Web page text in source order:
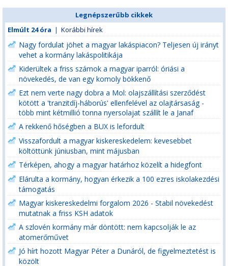
Legnépszerűbb cikkek
Elmúlt 24 óra | Korábbi hírek
Nagy fordulat jöhet a magyar lakáspiacon? Teljesen új irányt
vehet a kormány lakáspolitikája
Kiderültek a friss számok a magyar iparról: óriási a
növekedés, de van egy komoly bökkenő
Ezt nem verte nagy dobra a Mol: olajszállítási szerződést
kötött a 'tranzitdíj-háborús' ellenfelével az olajtársaság -
több mint kétmillió tonna nyersolajat szállít le a Janaf
A rekkenő hőségben a BUX is lefordult
Visszafordult a magyar kiskereskedelem: kevesebbet
költöttünk júniusban, mint májusban
Térképen, ahogy a magyar határhoz közelít a hidegfont
Elárulta a kormány, hogyan érkezik a 100 ezres iskolakezdési
támogatás
Magyar kiskereskedelmi forgalom 2026 - Stabil növekedést
mutatnak a friss KSH adatok
A szlovén kormány már döntött: nem kapcsolják le az
atomerőművet
Jó hírt hozott Magyar Péter a Dunáról, de figyelmeztetést is
közölt